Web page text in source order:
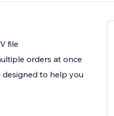
file
orders at once
to help you